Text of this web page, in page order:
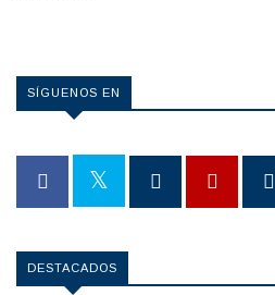
SÍGUENOS EN
DESTACADOS
Día del Gato